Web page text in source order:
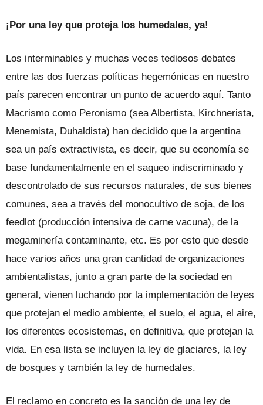
¡Por una ley que proteja los humedales, ya!
Los interminables y muchas veces tediosos debates
entre las dos fuerzas políticas hegemónicas en nuestro
país parecen encontrar un punto de acuerdo aquí. Tanto
Macrismo como Peronismo (sea Albertista, Kirchnerista,
Menemista, Duhaldista) han decidido que la argentina
sea un país extractivista, es decir, que su economía se
base fundamentalmente en el saqueo indiscriminado y
descontrolado de sus recursos naturales, de sus bienes
comunes, sea a través del monocultivo de soja, de los
feedlot (producción intensiva de carne vacuna), de la
megaminería contaminante, etc. Es por esto que desde
hace varios años una gran cantidad de organizaciones
ambientalistas, junto a gran parte de la sociedad en
general, vienen luchando por la implementación de leyes
que protejan el medio ambiente, el suelo, el agua, el aire,
los diferentes ecosistemas, en definitiva, que protejan la
vida. En esa lista se incluyen la ley de glaciares, la ley
de bosques y también la ley de humedales.
El reclamo en concreto es la sanción de una ley de